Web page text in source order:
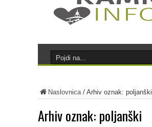
Naslovnica/ Arhiv oznak: poljanški
Arhiv oznak: poljanški